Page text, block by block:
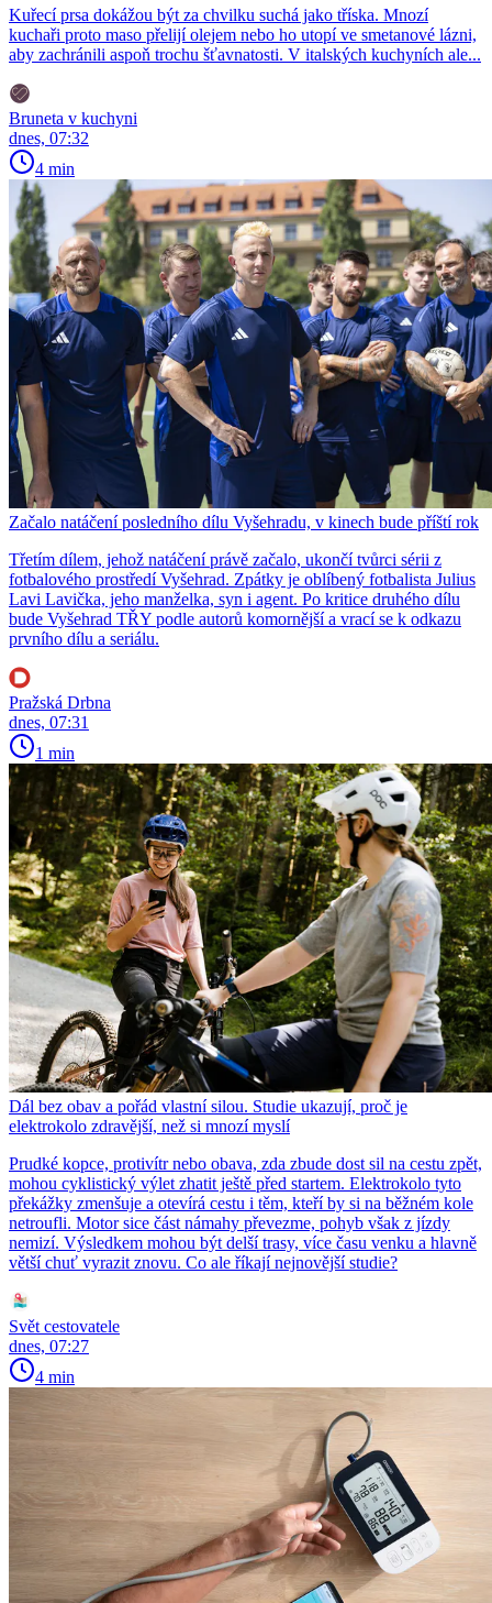
Kuřecí prsa dokážou být za chvilku suchá jako tříska. Mnozí
kuchaři proto maso přelijí olejem nebo ho utopí ve smetanové lázni,
aby zachránili aspoň trochu šťavnatosti. V italských kuchyních ale...
Bruneta v kuchyni
dnes, 07:32
4 min
Začalo natáčení posledního dílu Vyšehradu, v kinech bude příští rok
Třetím dílem, jehož natáčení právě začalo, ukončí tvůrci sérii z
fotbalového prostředí Vyšehrad. Zpátky je oblíbený fotbalista Julius
Lavi Lavička, jeho manželka, syn i agent. Po kritice druhého dílu
bude Vyšehrad TŘY podle autorů komornější a vrací se k odkazu
prvního dílu a seriálu.
Pražská Drbna
dnes, 07:31
1 min
Dál bez obav a pořád vlastní silou. Studie ukazují, proč je
elektrokolo zdravější, než si mnozí myslí
Prudké kopce, protivítr nebo obava, zda zbude dost sil na cestu zpět,
mohou cyklistický výlet zhatit ještě před startem. Elektrokolo tyto
překážky zmenšuje a otevírá cestu i těm, kteří by si na běžném kole
netroufli. Motor sice část námahy převezme, pohyb však z jízdy
nemizí. Výsledkem mohou být delší trasy, více času venku a hlavně
větší chuť vyrazit znovu. Co ale říkají nejnovější studie?
Svět cestovatele
dnes, 07:27
4 min